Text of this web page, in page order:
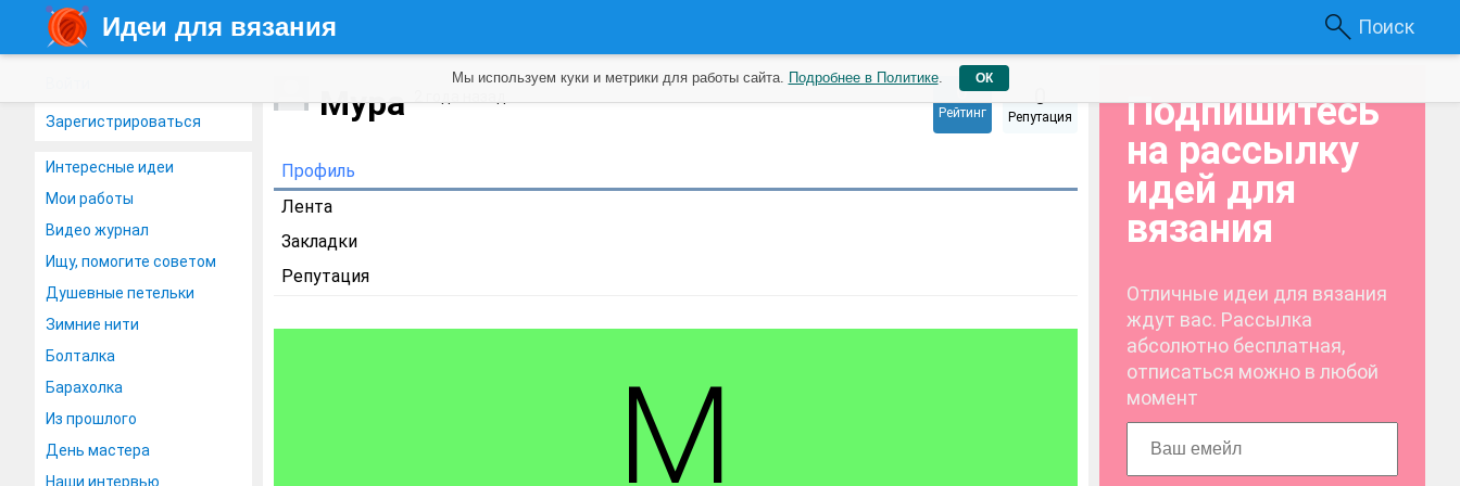
Идеи для вязания Поиск
Зарегистрироваться
Интересные идеи
Мои работы
Видео журнал
Ищу, помогите советом
Душевные петельки
Зимние нити
Болталка
Барахолка
Из прошлого
День мастера
Наши интервью
Мура 0
Рейтинг
0
Репутация
Профиль
Лента
Закладки
Репутация
Подпишитесь
на рассылку
идей для
вязания
Отличные идеи для вязания
ждут вас. Рассылка
абсолютно бесплатная,
отписаться можно в любой
момент
Мы используем куки и метрики для работы сайта. Подробнее в Политике. ОК